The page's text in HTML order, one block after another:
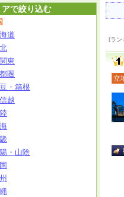
[ラン
立
アで絞り込む
道
東
圏
・箱根
越
・山陰